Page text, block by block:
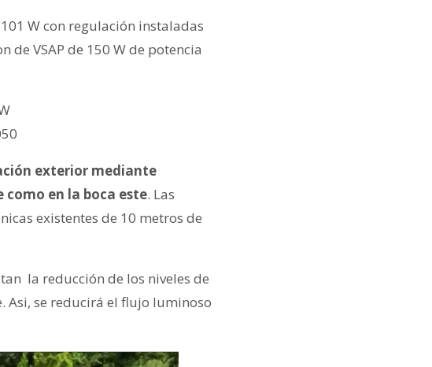
W con regulación instaladas
de VSAP de 150 W de potencia
exterior mediante
como en la boca este. Las
existentes de 10 metros de
la reducción de los niveles de
se reducirá el flujo luminoso